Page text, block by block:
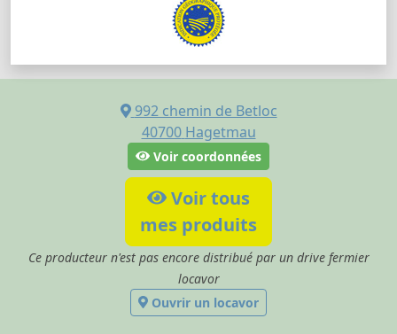
992 chemin de Betloc
40700 Hagetmau
Voir coordonnées
Voir tous
mes produits
Ce producteur n'est pas encore distribué par un drive fermier
locavor
Ouvrir un locavor